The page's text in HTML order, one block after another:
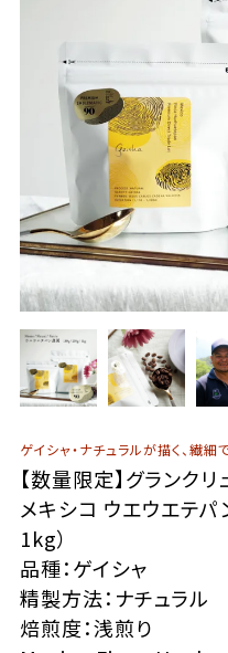
ゲイシャ・ナチュラルが描く、繊
【数量限定】グランク
メキシコ ウエウエテ
1kg）
品種：ゲイシャ
精製方法：ナチュラル
焙煎度：浅煎り